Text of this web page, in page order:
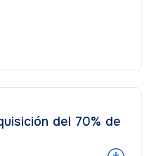
del 70% de